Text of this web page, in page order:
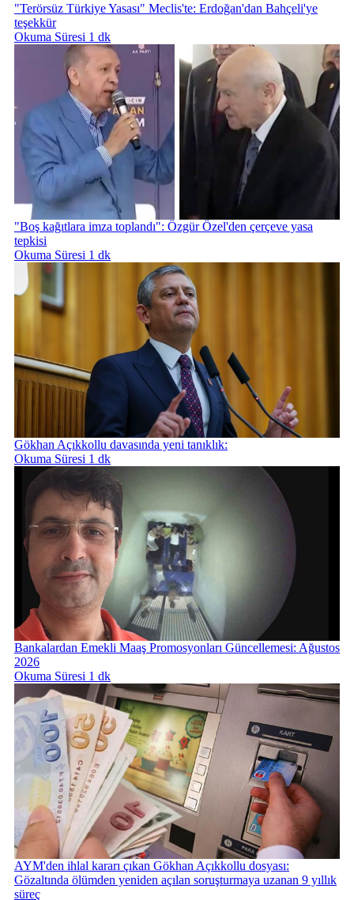
"Terörsüz Türkiye Yasası" Meclis'te: Erdoğan'dan Bahçeli'ye
teşekkür
Okuma Süresi 1 dk
"Boş kağıtlara imza toplandı": Özgür Özel'den çerçeve yasa
tepkisi
Okuma Süresi 1 dk
Gökhan Açıkkollu davasında yeni tanıklık:
Okuma Süresi 1 dk
Bankalardan Emekli Maaş Promosyonları Güncellemesi: Ağustos
2026
Okuma Süresi 1 dk
AYM'den ihlal kararı çıkan Gökhan Açıkkollu dosyası:
Gözaltında ölümden yeniden açılan soruşturmaya uzanan 9 yıllık
süreç